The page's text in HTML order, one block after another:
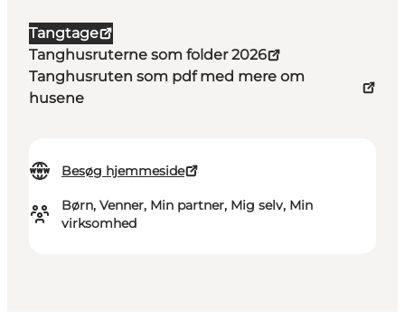
Tangtage
Tanghusruterne som folder 2026
Tanghusruten som pdf med mere om
husene
Besøg hjemmeside
Børn, Venner, Min partner, Mig selv, Min
virksomhed